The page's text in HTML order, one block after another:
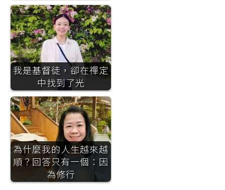
我是基督徒，卻在禪定
中找到了光
為什麼我的人生越來越
順？回答只有一個：因
為修行